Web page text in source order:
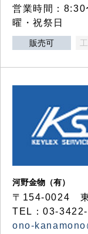
営業時間：8:30
曜・祝祭日
販売可
河野金物（有）
〒154-0024 東
TEL：03-
ono-